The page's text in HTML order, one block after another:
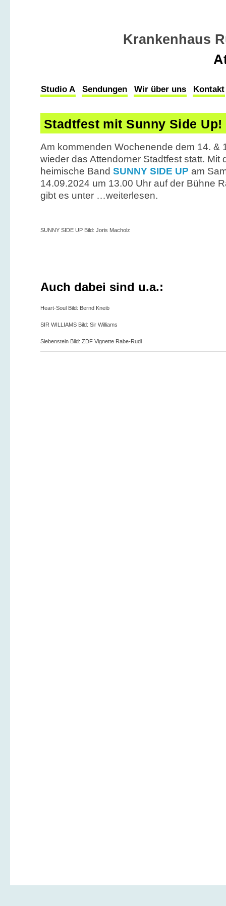
Krankenhaus
Studio A Sendungen Wir über uns Kontakt
Stadtfest mit Sunny Side Up!
Am kommenden Wochenende dem 14. &
wieder das Attendorner Stadtfest statt. Mit
heimische Band SUNNY SIDE UP am
14.09.2024 um 13.00 Uhr auf der Bühne
gibt es unter …weiterlesen.
SUNNY SIDE UP Bild: Joris Macholz
Auch dabei sind u.a.:
Heart-Soul Bild: Bernd Kneib
SIR WILLIAMS Bild: Sir Williams
Siebenstein Bild: ZDF Vignette Rabe-Rudi